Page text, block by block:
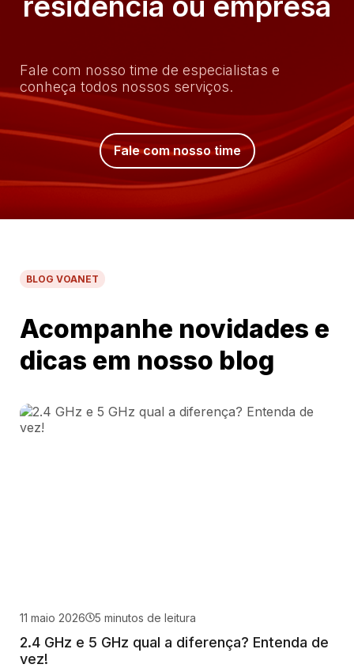
Fale com nosso time de especialistas e
conheça todos nossos serviços.
Fale com nosso time
BLOG VOANET
Acompanhe novidades e
dicas em nosso blog
11 maio 2026 5 minutos de leitura
2.4 GHz e 5 GHz qual a diferença? Entenda de
vez!